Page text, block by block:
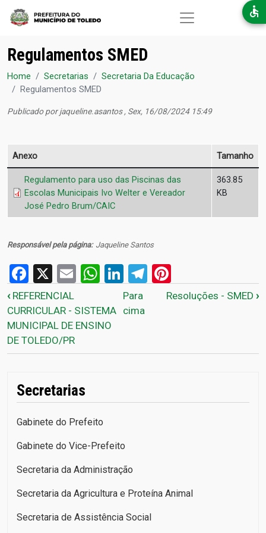
Pular para o conteúdo principal
Regulamentos SMED
Home Secretarias
Secretaria Da Educação
Regulamentos SMED
Publicado porjaqueline.asantos, Sex, 16/08/2024 15:49
Anexo Tamanho
Regulamento para uso das Piscinas das
Escolas Municipais Ivo Welter e Vereador
José Pedro Brum/CAIC
363.85
KB
Responsável pela página Jaqueline Santos
Facebook
X EmailWhatsApp
LinkedIn
Telegram
Links de passagem do livro
‹REFERENCIAL
CURRICULAR - SISTEMA
MUNICIPAL DE ENSINO
DE TOLEDO/PR
Para
cima
Resoluções - SMED ›
Secretarias
Gabinete do Prefeito
Gabinete do Vice-Prefeito
Secretaria da Administração
Secretaria da Agricultura e Proteína Animal
Secretaria de Assistência Social